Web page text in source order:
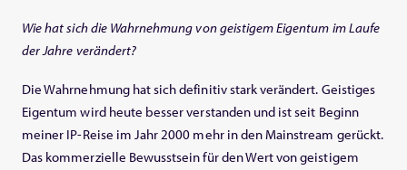
Wie hat sich die Wahrnehmung von geistigem Eigentum im Laufe
der Jahre verändert?
Die Wahrnehmung hat sich definitiv stark verändert. Geistiges
Eigentum wird heute besser verstanden und ist seit Beginn
meiner IP-Reise im Jahr 2000 mehr in den Mainstream gerückt.
Das kommerzielle Bewusstsein für den Wert von geistigem